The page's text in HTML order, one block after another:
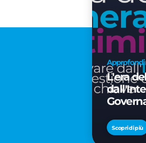
L'era
Scopri di più